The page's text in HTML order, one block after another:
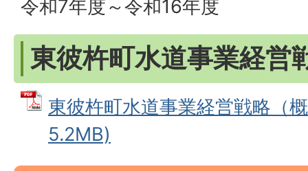
令和7年度～令和16年度
東彼杵町水道事業経営
東彼杵町水道事業経営戦略（
5.2MB)